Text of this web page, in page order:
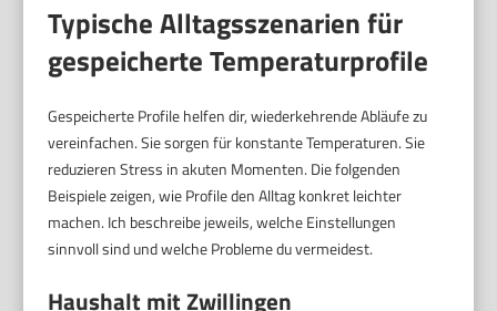
Typische Alltagsszenarien für
gespeicherte Temperaturprofile
Gespeicherte Profile helfen dir, wiederkehrende Abläufe zu
vereinfachen. Sie sorgen für konstante Temperaturen. Sie
reduzieren Stress in akuten Momenten. Die folgenden
Beispiele zeigen, wie Profile den Alltag konkret leichter
machen. Ich beschreibe jeweils, welche Einstellungen
sinnvoll sind und welche Probleme du vermeidest.
Haushalt mit Zwillingen